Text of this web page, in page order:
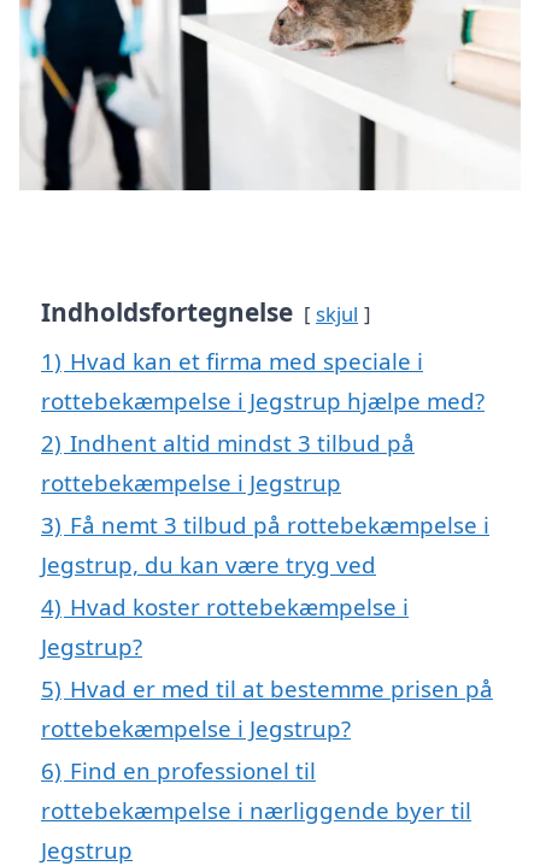
Indholdsfortegnelse skjul
1) Hvad kan et firma med speciale i
rottebekæmpelse i Jegstrup hjælpe med?
2) Indhent altid mindst 3 tilbud på
rottebekæmpelse i Jegstrup
3) Få nemt 3 tilbud på rottebekæmpelse i
Jegstrup, du kan være tryg ved
4) Hvad koster rottebekæmpelse i
Jegstrup?
5) Hvad er med til at bestemme prisen på
rottebekæmpelse i Jegstrup?
6) Find en professionel til
rottebekæmpelse i nærliggende byer til
Jegstrup